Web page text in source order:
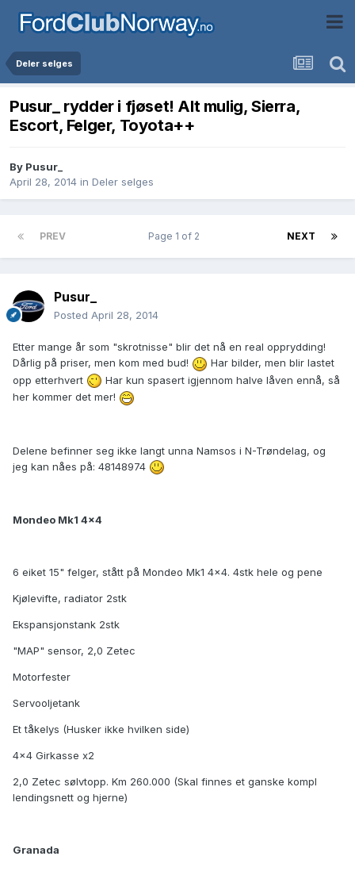
Deler selges
Pusur_ rydder i fjøset! Alt mulig, Sierra,
Escort, Felger, Toyota++
By Pusur_
April 28, 2014 in Deler selges
PREV NEXT
Page 1 of 2
Pusur_
Posted April 28, 2014
Etter mange år som "skrotnisse" blir det nå en real opprydding!
Dårlig på priser, men kom med bud!
Har bilder, men blir lastet
opp etterhvert
Har kun spasert igjennom halve låven ennå, så
her kommer det mer!
Delene befinner seg ikke langt unna Namsos i N-Trøndelag, og
jeg kan nåes på: 48148974
Mondeo Mk1 4x4
6 eiket 15" felger, stått på Mondeo Mk1 4x4. 4stk hele og pene
Kjølevifte, radiator 2stk
Ekspansjonstank 2stk
"MAP" sensor, 2,0 Zetec
Motorfester
Servooljetank
Et tåkelys (Husker ikke hvilken side)
4x4 Girkasse x2
2,0 Zetec sølvtopp. Km 260.000 (Skal finnes et ganske kompl
lendingsnett og hjerne)
Granada